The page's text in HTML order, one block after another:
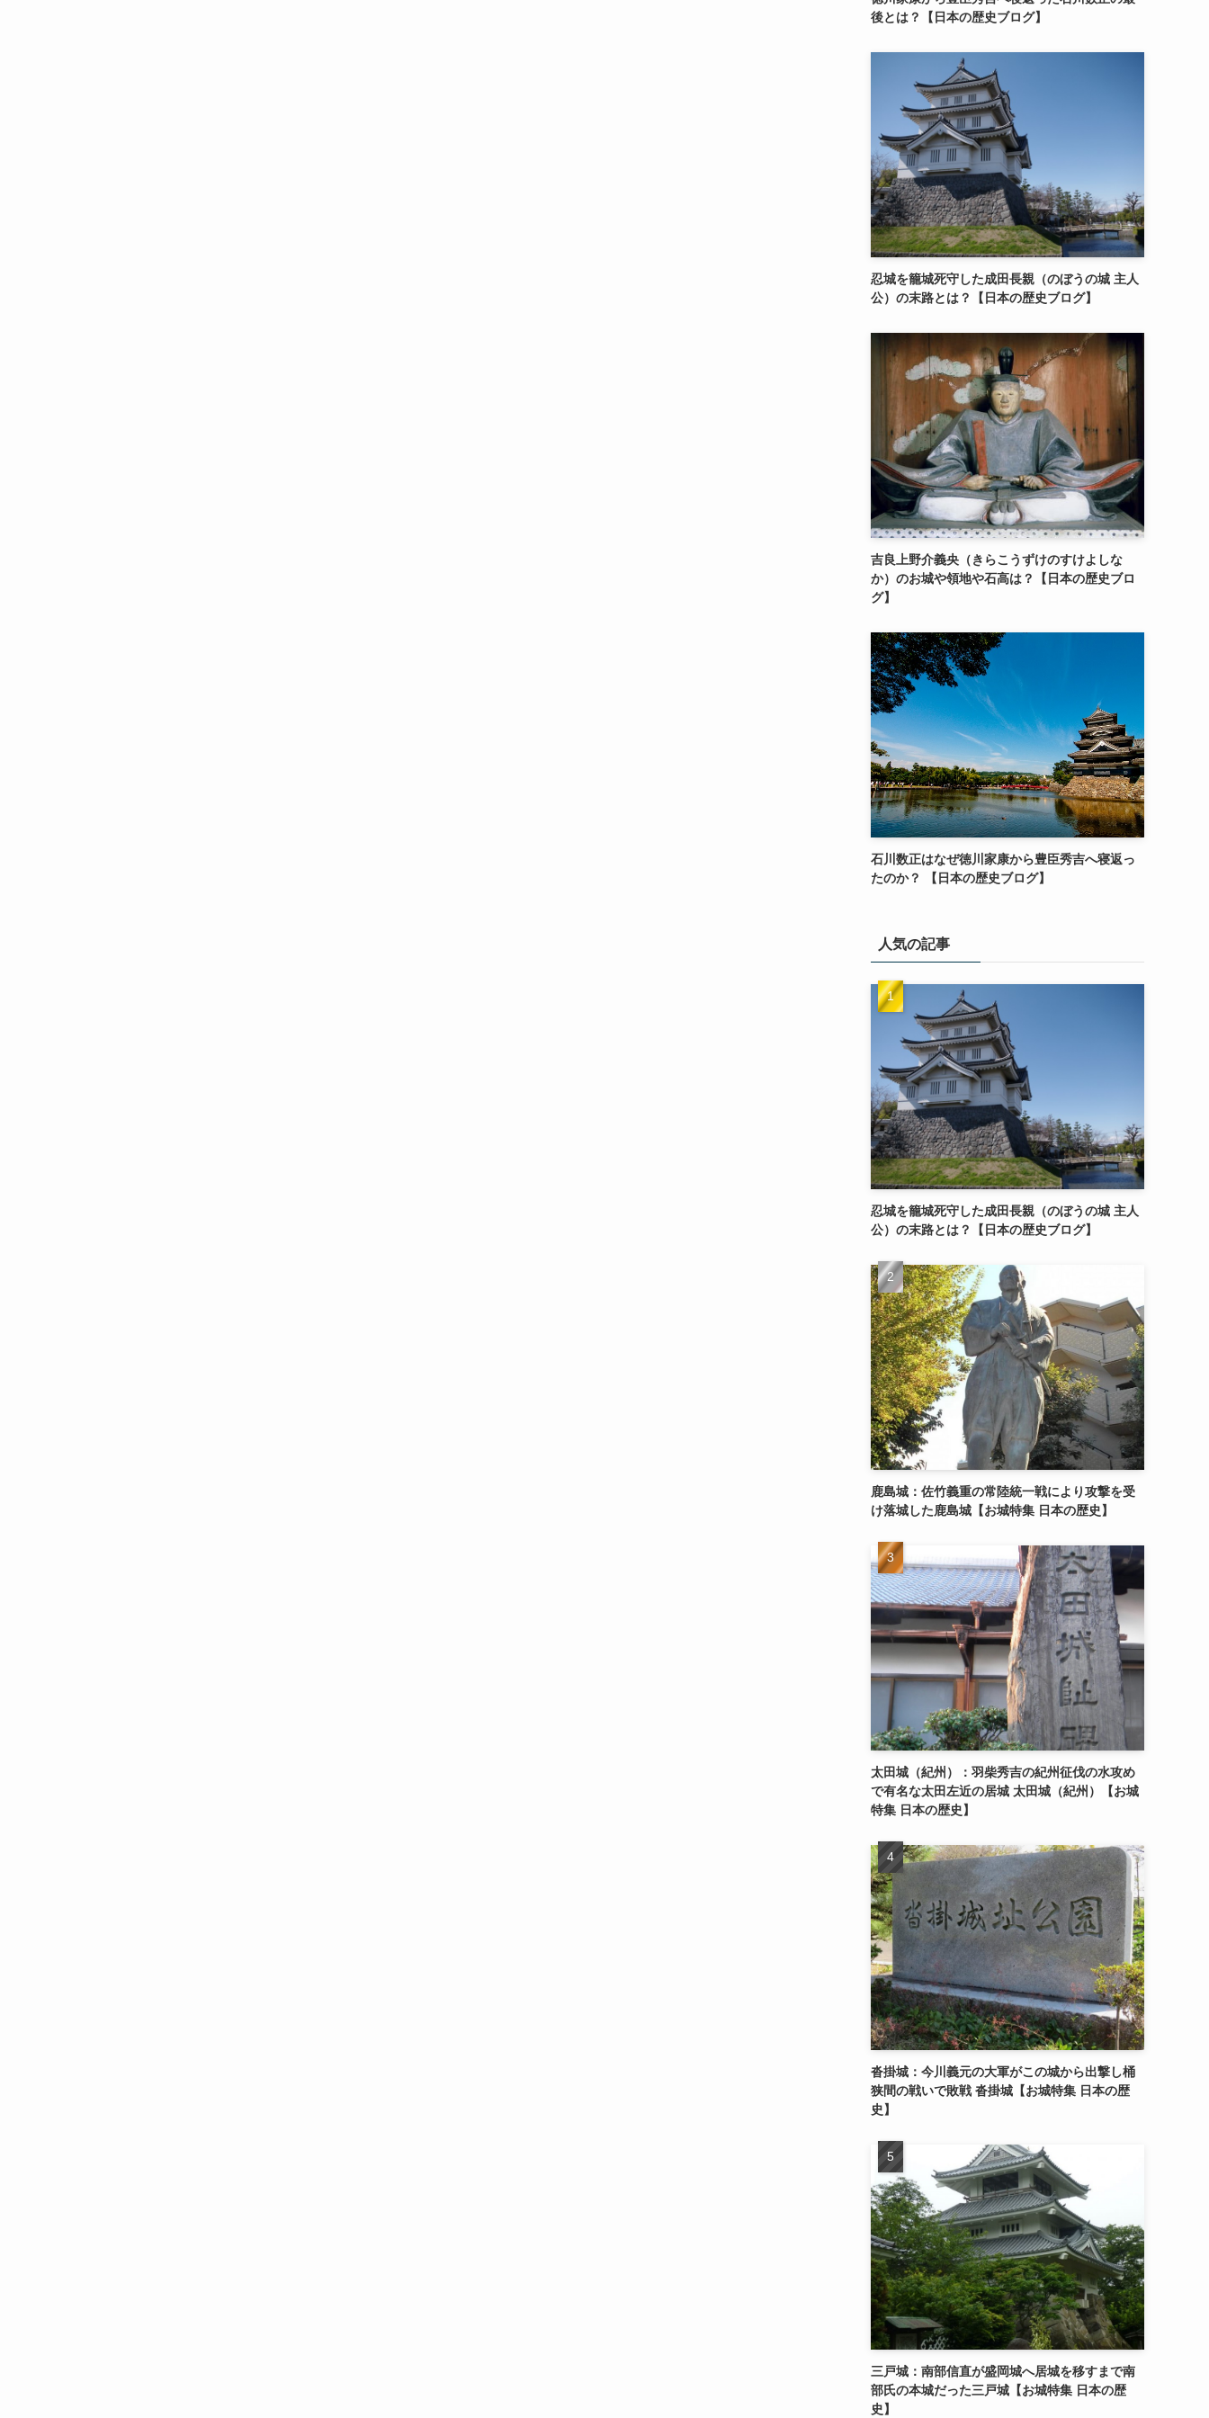
後とは？【日本の歴史ブログ】
忍城を籠城死守した成田長親（のぼうの城 主人
公）の末路とは？【日本の歴史ブログ】
吉良上野介義央（きらこうずけのすけよしな
か）のお城や領地や石高は？【日本の歴史ブロ
グ】
石川数正はなぜ徳川家康から豊臣秀吉へ寝返っ
たのか？ 【日本の歴史ブログ】
人気の記事
忍城を籠城死守した成田長親（のぼうの城 主人
公）の末路とは？【日本の歴史ブログ】
鹿島城：佐竹義重の常陸統一戦により攻撃を受
け落城した鹿島城【お城特集 日本の歴史】
太田城（紀州）：羽柴秀吉の紀州征伐の水攻め
で有名な太田左近の居城 太田城（紀州）【お城
特集 日本の歴史】
沓掛城：今川義元の大軍がこの城から出撃し桶
狭間の戦いで敗戦 沓掛城【お城特集 日本の歴
史】
三戸城：南部信直が盛岡城へ居城を移すまで南
部氏の本城だった三戸城【お城特集 日本の歴
史】